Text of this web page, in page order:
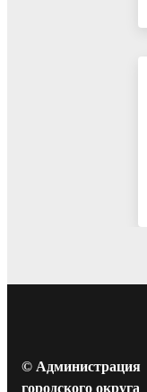
© Администрация
городского округа